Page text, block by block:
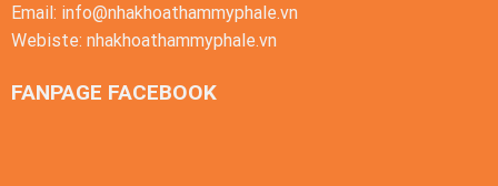
Email: info@nhakhoathammyphale.vn
Webiste: nhakhoathammyphale.vn
FANPAGE FACEBOOK